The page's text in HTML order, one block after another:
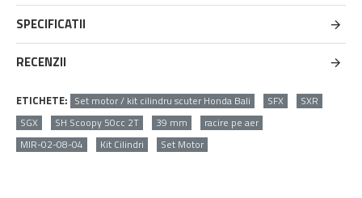
SPECIFICATII
RECENZII
ETICHETE: Set motor / kit cilindru scuter Honda Bali SFX
SXR
SGX
SH Scoopy 50cc 2T 39 mm
racire pe aer
MIR-02-08-04
Kit Cilindri Set Motor